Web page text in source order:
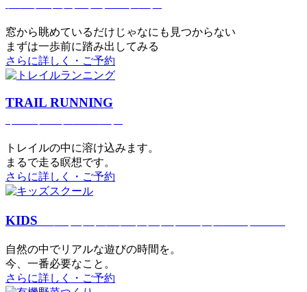
窓から眺めているだけじゃなにも見つからない
まずは一歩前に踏み出してみる
さらに詳しく・ご予約
TRAIL RUNNING
トレイルの中に溶け込みます。
まるで⾛る瞑想です。
さらに詳しく・ご予約
KIDS
⾃然の中でリアルな遊びの時間を。
今、⼀番必要なこと。
さらに詳しく・ご予約